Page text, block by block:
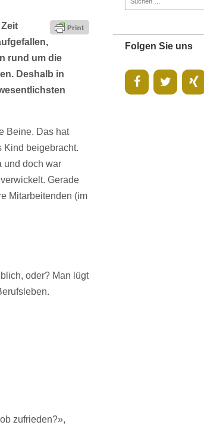
rund um die
Deshalb in
Beine. Das hat
Kind beigebracht.
und doch war
Gerade
Mitarbeitenden (im
oder? Man lügt
zufrieden?»,
Folgen Sie uns